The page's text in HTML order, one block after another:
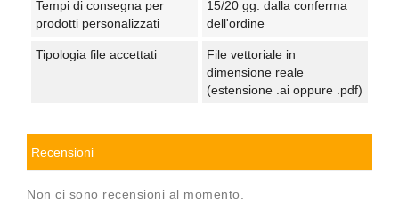
Tempi di consegna per
prodotti personalizzati
15/20 gg. dalla conferma
dell'ordine
Tipologia file accettati
File vettoriale in
dimensione reale
(estensione .ai oppure .pdf)
Recensioni
Non ci sono recensioni al momento.